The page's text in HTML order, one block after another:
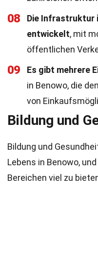
08
Die Infrastruktur
entwickelt, mit
öffentlichen
09
Es gibt mehrere
in Benowo, die
von
Bildung und
Bildung und
Lebens in Benowo,
Bereichen viel zu